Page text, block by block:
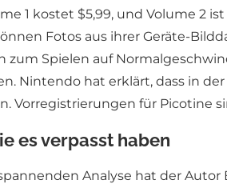
1 kostet $5,99, und Volume 2
Fotos aus ihrer Geräte-
zum Spielen auf
Nintendo hat erklärt, dass in
Vorregistrierungen für Picotine
es verpasst haben
Analyse hat der